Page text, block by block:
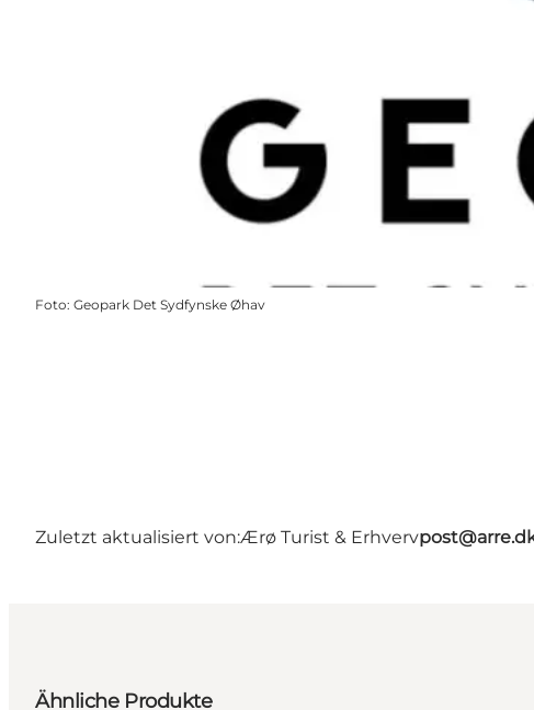
Foto: Geopark Det Sydfynske Øhav
Zuletzt aktualisiert von:Ærø Turist & Erhverv
Ähnliche Produkte